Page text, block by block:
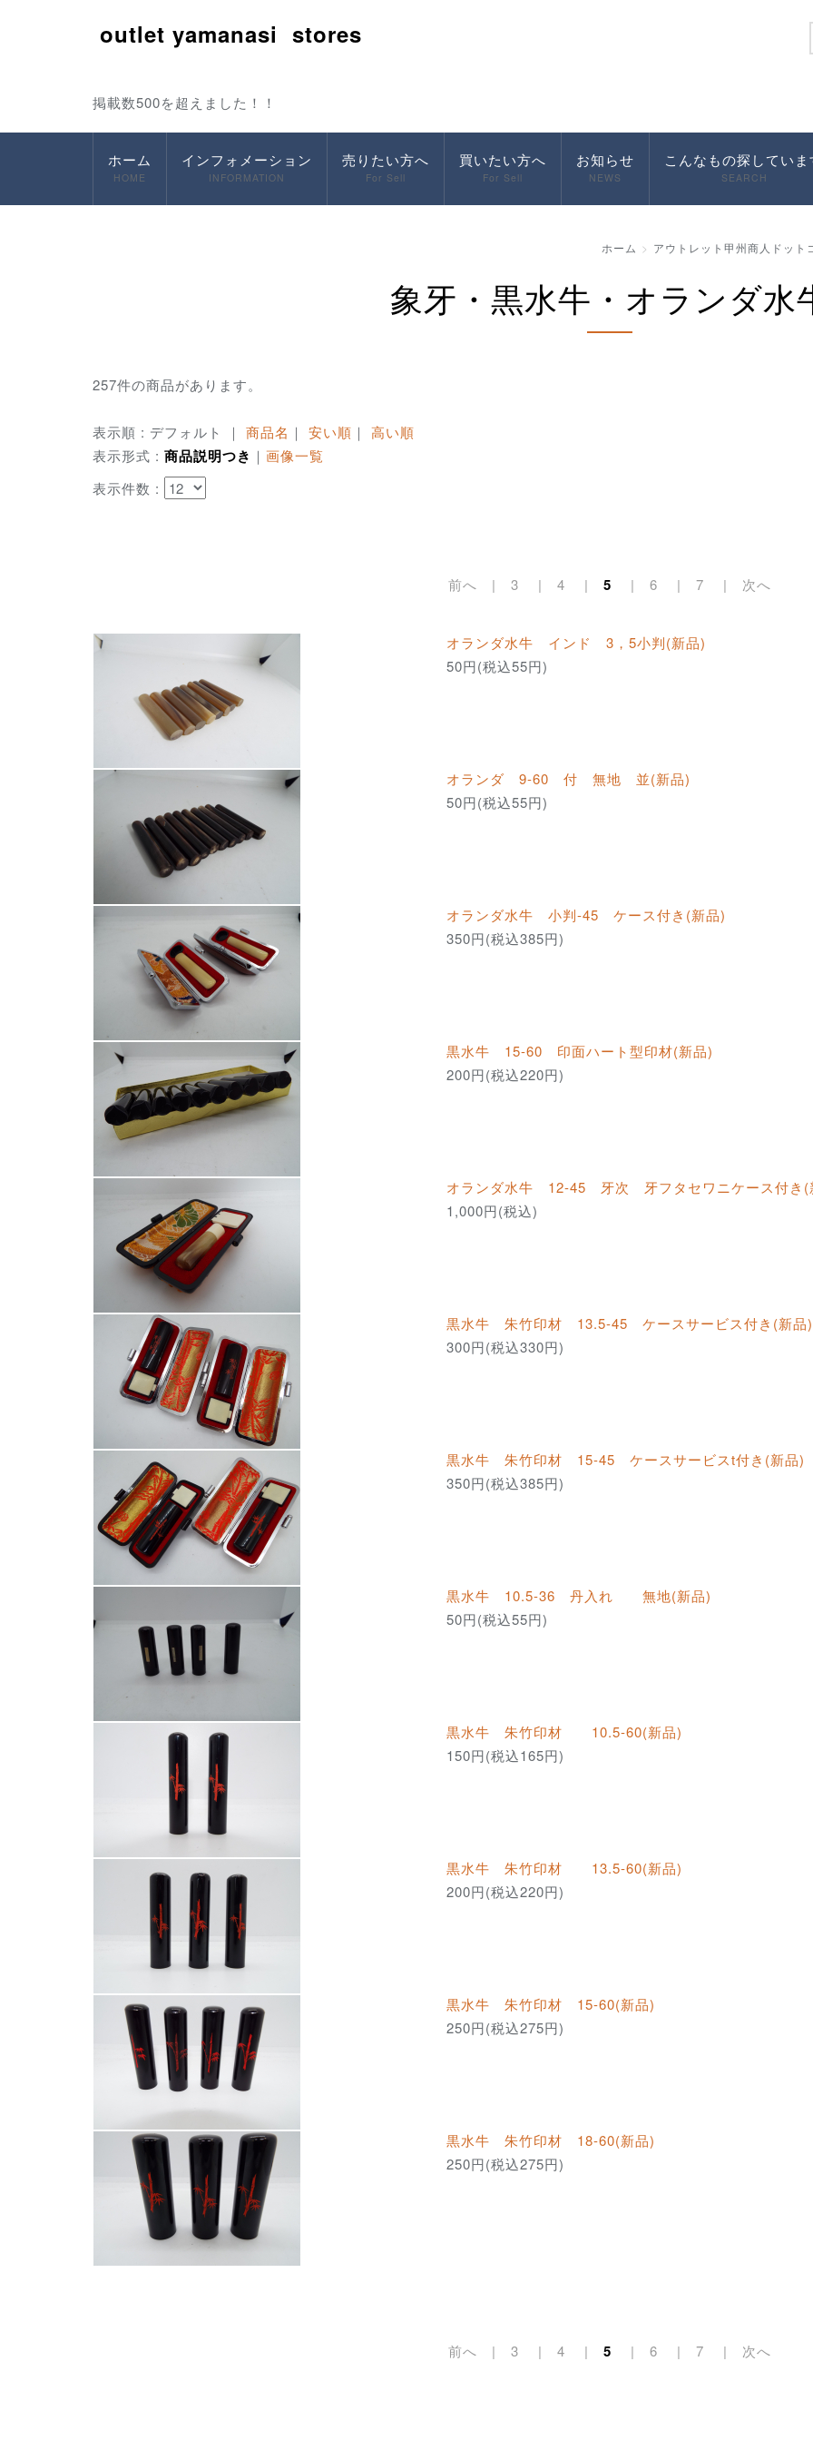
outlet yamanasi stores
掲載数500を超えました！！
ホーム
HOME
インフォメーション
INFORMATION
売りたい方へ
For Sell
買いたい方へ
For Sell
お知らせ
NEWS
こんなもの探していま
SEARCH
ホーム アウトレット甲州商人ドット
象牙・黒水牛・オランダ水
257件の商品があります。
表示順 : デフォルト ｜ 商品名 ｜ 安い順 ｜ 高い順
表示形式 : 商品説明つき ｜ 画像一覧
表示件数 :
前へ 3 4 5 6 7 次へ
オランダ水牛 インド 3，5小判(新品)
50円(税込55円)
オランダ 9-60 付 無地 並(新品)
50円(税込55円)
オランダ水牛 小判-45 ケース付き(新品)
350円(税込385円)
黒水牛 15-60 印面ハート型印材(新品)
200円(税込220円)
オランダ水牛 12-45 牙次 牙フタセワニケース付き(
1,000円(税込)
黒水牛 朱竹印材 13.5-45 ケースサービス付き(新品)
300円(税込330円)
黒水牛 朱竹印材 15-45 ケースサービスt付き(新品)
350円(税込385円)
黒水牛 10.5-36 丹入れ 無地(新品)
50円(税込55円)
黒水牛 朱竹印材 10.5-60(新品)
150円(税込165円)
黒水牛 朱竹印材 13.5-60(新品)
200円(税込220円)
黒水牛 朱竹印材 15-60(新品)
250円(税込275円)
黒水牛 朱竹印材 18-60(新品)
250円(税込275円)
前へ 3 4 5 6 7 次へ